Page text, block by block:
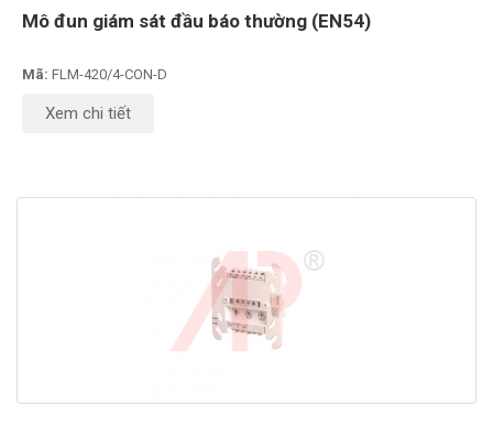
Mô đun giám sát đầu báo thường (EN54)
Mã: FLM-420/4-CON-D
Xem chi tiết